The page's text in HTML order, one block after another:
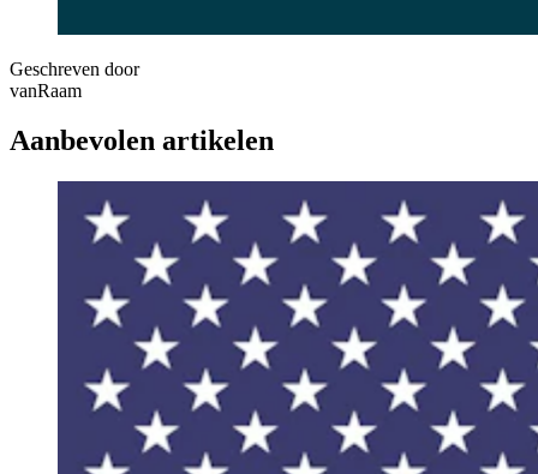
Geschreven door
vanRaam
Aanbevolen artikelen